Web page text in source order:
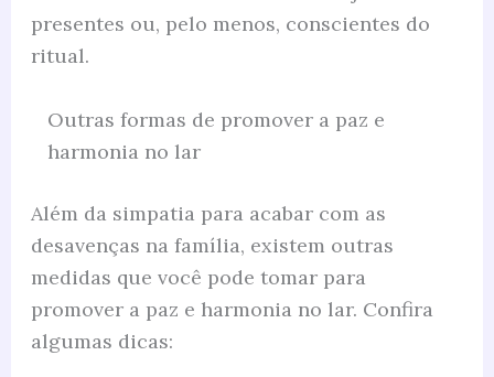
presentes ou, pelo menos, conscientes do
ritual.
Outras formas de promover a paz e
harmonia no lar
Além da simpatia para acabar com as
desavenças na família, existem outras
medidas que você pode tomar para
promover a paz e harmonia no lar. Confira
algumas dicas: